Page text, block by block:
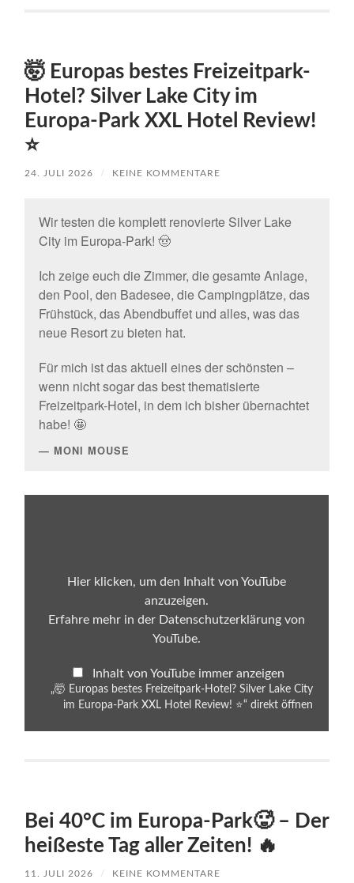
🤯 Europas bestes Freizeitpark-
Hotel? Silver Lake City im
Europa-Park XXL Hotel Review!
⭐
24. JULI 2026 / KEINE KOMMENTARE
Wir testen die komplett renovierte Silver Lake
City im Europa-Park! 🤠
Ich zeige euch die Zimmer, die gesamte Anlage,
den Pool, den Badesee, die Campingplätze, das
Frühstück, das Abendbuffet und alles, was das
neue Resort zu bieten hat.
Für mich ist das aktuell eines der schönsten –
wenn nicht sogar das best thematisierte
Freizeitpark-Hotel, in dem ich bisher übernachtet
habe! 🤩
MONI MOUSE
Europa-
Park
YouTube
Hier klicken, um den Inhalt von YouTube
anzuzeigen.
Erfahre mehr in der Datenschutzerklärung von
YouTube.
Inhalt von YouTube immer anzeigen
„🤯 Europas bestes Freizeitpark-Hotel? Silver Lake City
im Europa-Park XXL Hotel Review! ⭐“ direkt öffnen
Bei 40°C im Europa-Park🥵 – Der
heißeste Tag aller Zeiten! 🔥
11. JULI 2026 / KEINE KOMMENTARE